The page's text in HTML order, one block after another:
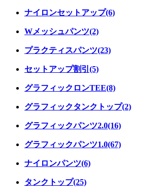
ナイロンセットアップ(6)
Wメッシュパンツ(2)
プラクティスパンツ(23)
セットアップ割引(5)
グラフィックロンTEE(8)
グラフィックタンクトップ(2)
グラフィックパンツ2.0(16)
グラフィックパンツ1.0(67)
ナイロンパンツ(6)
タンクトップ(25)